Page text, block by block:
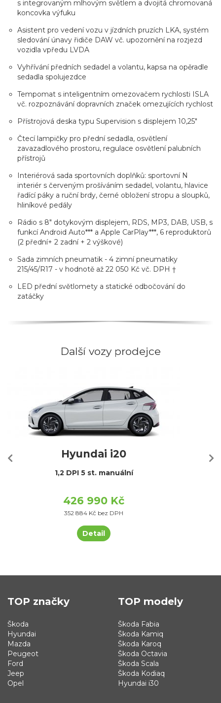
s integrovaným mlhovým světlem a dvojitá chromovaná
koncovka výfuku
Asistent pro vedení vozu v jízdních pruzích LKA, systém
sledování únavy řidiče DAW vč. upozornění na rozjezd
vozidla vpředu LVDA
Vyhřívání předních sedadel a volantu, kapsa na opěradle
sedadla spolujezdce
Tempomat s inteligentním omezovačem rychlosti ISLA
vč. rozpoznávání dopravních značek omezujících rychlost
Přístrojová deska typu Supervision s displejem 10,25"
Čtecí lampičky pro přední sedadla, osvětlení
zavazadlového prostoru, regulace osvětlení palubních
přístrojů
Interiérová sada sportovních doplňků: sportovní N
interiér s červeným prošíváním sedadel, volantu, hlavice
řadící páky a ruční brdy, černé obložení stropu a sloupků,
hliníkové pedály
Rádio s 8" dotykovým displejem, RDS, MP3, DAB, USB, s
funkcí Android Auto*** a Apple CarPlay***, 6 reproduktorů
(2 přední+ 2 zadní + 2 výškové)
Sada zimních pneumatik - 4 zimní pneumatiky
215/45/R17 - v hodnotě až 22 050 Kč vč. DPH †
LED přední světlomety a statické odbočování do
zatáčky
Další vozy prodejce
Hyundai i20
1,2 DPI 5 st. manuální
426 990 Kč
352 884 Kč bez DPH
Detail
TOP značky
Škoda
Hyundai
Mazda
Peugeot
Ford
Jeep
Opel
TOP modely
Škoda Fabia
Škoda Kamiq
Škoda Karoq
Škoda Octavia
Škoda Scala
Škoda Kodiaq
Hyundai i30